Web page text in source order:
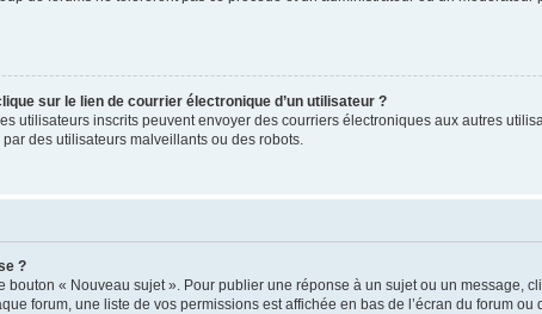
sur le lien de courrier électronique d’un utilisateur ?
utilisateurs inscrits peuvent envoyer des courriers électroniques aux autres
des utilisateurs malveillants ou des robots.
?
« Nouveau sujet ». Pour publier une réponse à un sujet ou un message,
forum, une liste de vos permissions est affichée en bas de l’écran du forum